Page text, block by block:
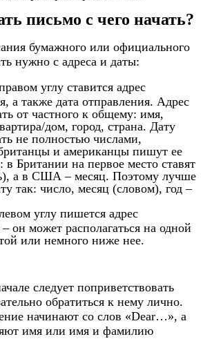
письмо с чего начать?
бумажного или официального
нужно с адреса и даты:
углу ставится адрес
а также дата отправления. Адрес
от частного к общему: имя,
дом, город, страна. Дату
не полностью числами,
и американцы пишут ее
в Британии на первое место ставят
а в США – месяц. Поэтому лучше
так: число, месяц (словом), год –
углу пишется адрес
– он может располагаться на одной
или немного ниже нее.
следует поприветствовать
обратиться к нему лично.
начинают со слов «Dear…», а
имя или имя и фамилию